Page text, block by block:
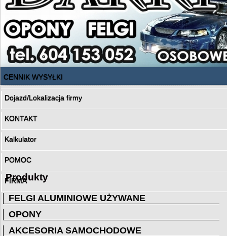
CENNIK WYSYŁKI
Dojazd/Lokalizacja firmy
KONTAKT
Kalkulator
POMOC
FIRMA
Produkty
FELGI ALUMINIOWE UŻYWANE
OPONY
AKCESORIA SAMOCHODOWE